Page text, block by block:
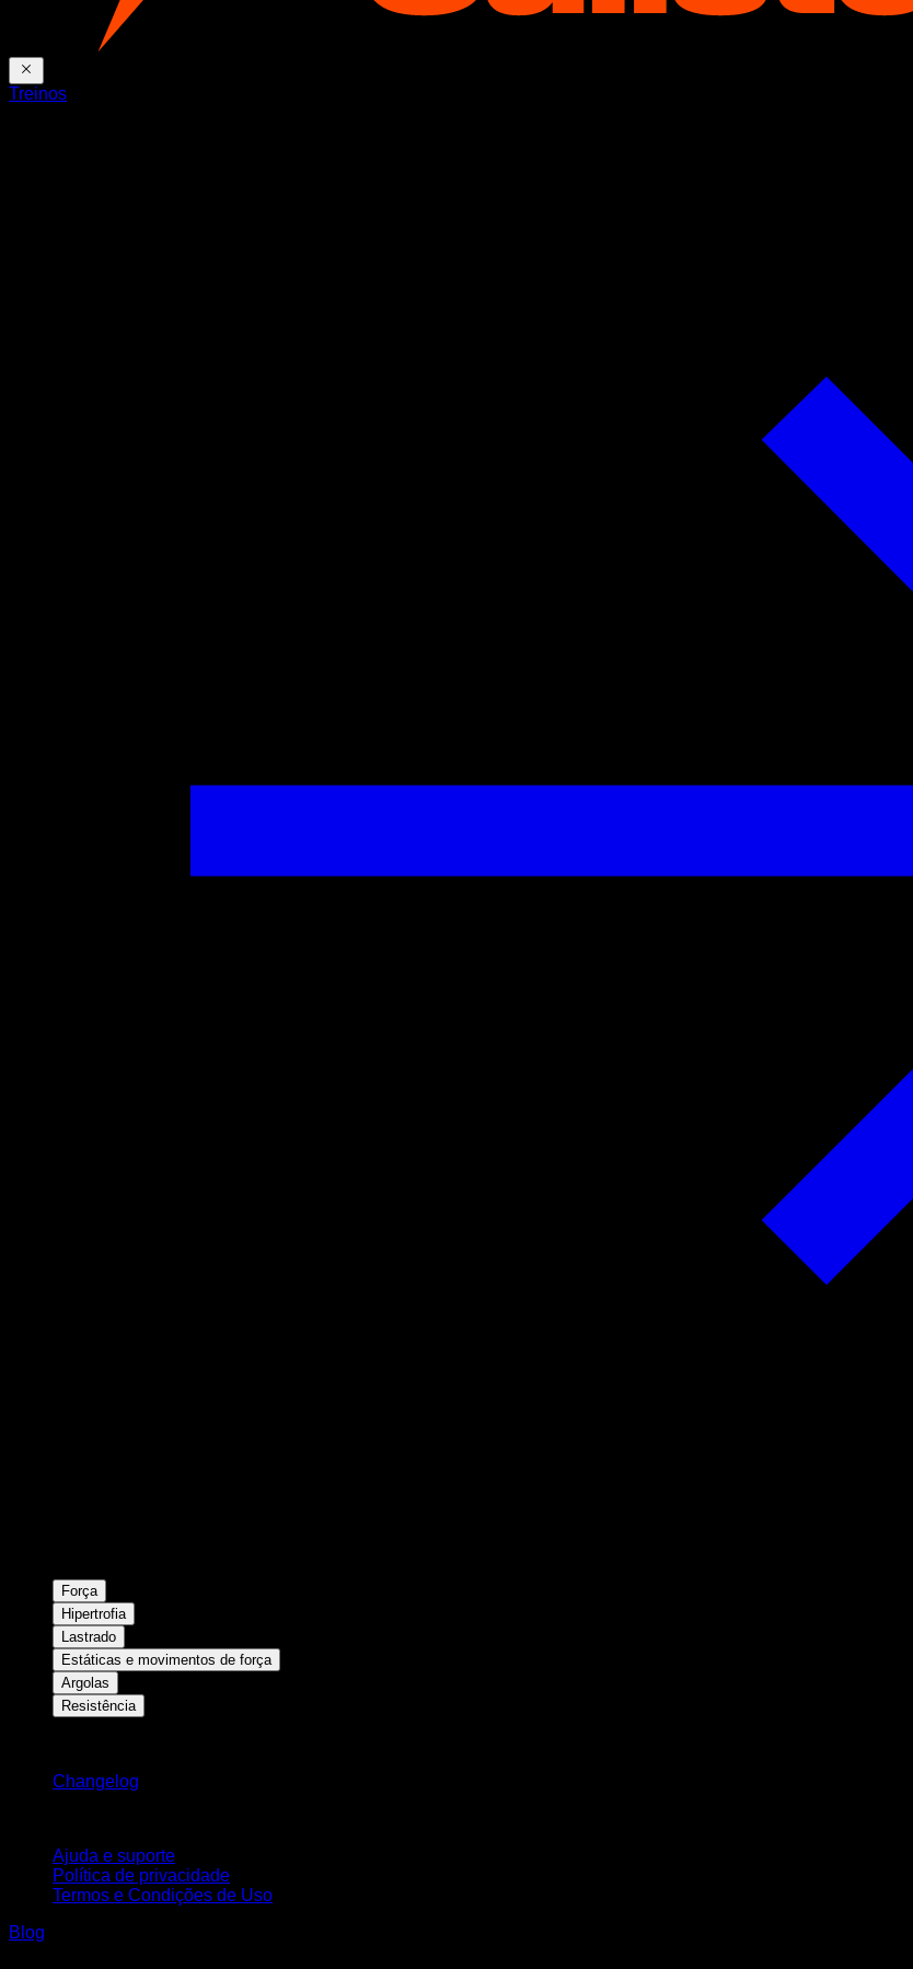
Treinos
Força
Hipertrofia
Lastrado
Estáticas e movimentos de força
Argolas
Resistência
Changelog
Ajuda e suporte
Política de privacidade
Termos e Condições de Uso
Blog